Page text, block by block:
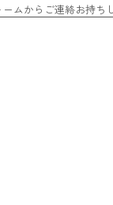
ムからご連絡お持ち